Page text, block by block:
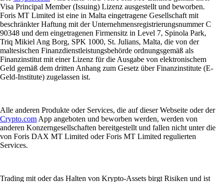
Visa Principal Member (Issuing) Lizenz ausgestellt und beworben.
Foris MT Limited ist eine in Malta eingetragene Gesellschaft mit
beschränkter Haftung mit der Unternehmensregistrierungsnummer C
90348 und dem eingetragenen Firmensitz in Level 7, Spinola Park,
Triq Mikiel Ang Borg, SPK 1000, St. Julians, Malta, die von der
maltesischen Finanzdienstleistungsbehörde ordnungsgemäß als
Finanzinstitut mit einer Lizenz für die Ausgabe von elektronischem
Geld gemäß dem dritten Anhang zum Gesetz über Finanzinstitute (E-
Geld-Institute) zugelassen ist.
Alle anderen Produkte oder Services, die auf dieser Webseite oder der
Crypto.com App angeboten und beworben werden, werden von
anderen Konzerngesellschaften bereitgestellt und fallen nicht unter die
von Foris DAX MT Limited oder Foris MT Limited regulierten
Services.
Trading mit oder das Halten von Krypto-Assets birgt Risiken und ist